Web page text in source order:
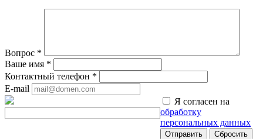
Вопрос *
Ваше имя *
Контактный телефон *
E-mail
Я согласен на
обработку
персональных данных
Сбросить